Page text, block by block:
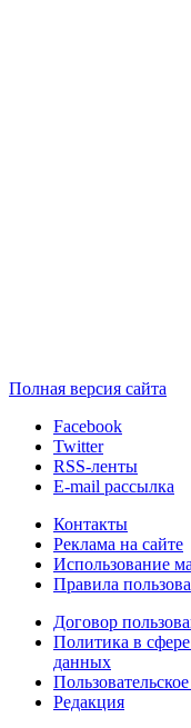
Полная версия сайта
Facebook
Twitter
RSS-ленты
E-mail рассылка
Контакты
Реклама на сайте
Использование
Правила
Договор
Политика в
данных
Редакция